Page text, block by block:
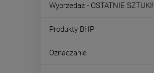
Wyprzedaż - OSTATNIE SZTUKI!
Produkty BHP
Oznaczanie